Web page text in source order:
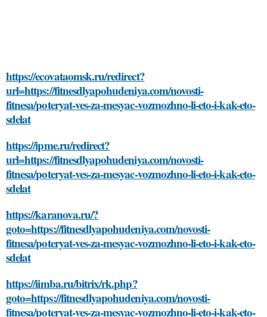
https://ecovataomsk.ru/redirect?
url=https://fitnesdlyapohudeniya.com/novosti-
fitnesa/poteryat-ves-za-mesyac-vozmozhno-li-eto-i-kak-eto-
sdelat
https://ipme.ru/redirect?
url=https://fitnesdlyapohudeniya.com/novosti-
fitnesa/poteryat-ves-za-mesyac-vozmozhno-li-eto-i-kak-eto-
sdelat
https://karanova.ru/?
goto=https://fitnesdlyapohudeniya.com/novosti-
fitnesa/poteryat-ves-za-mesyac-vozmozhno-li-eto-i-kak-eto-
sdelat
https://iimba.ru/bitrix/rk.php?
goto=https://fitnesdlyapohudeniya.com/novosti-
fitnesa/poteryat-ves-za-mesyac-vozmozhno-li-eto-i-kak-eto-